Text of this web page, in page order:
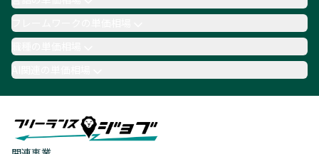
職種の単価相場
AI関連の単価相場